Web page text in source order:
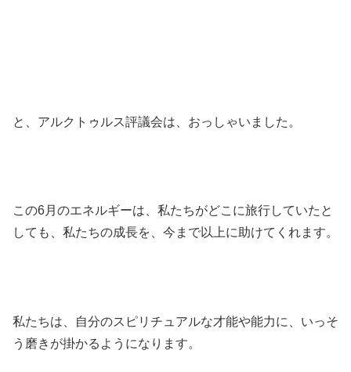
と、アルクトゥルス評議会は、おっしゃいました。
この6月のエネルギーは、私たちがどこに旅行していたと
しても、私たちの成長を、今まで以上に助けてくれます。
私たちは、自分のスピリチュアルな才能や能力に、いっそ
う磨きが掛かるようになります。